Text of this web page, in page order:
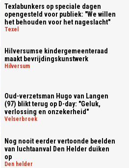
Texlabunkers op speciale dagen
opengesteld voor publiek: "We willen
het behouden voor het nageslacht"
texel
Hilversumse kindergemeenteraad
maakt bevrijdingskunstwerk
hilversum
Oud-verzetsman Hugo van Langen
(97) blikt terug op D-day: "Geluk,
verlossing en onzekerheid"
velserbroek
Nog nooit eerder vertoonde beelden
van luchtaanval Den Helder duiken
op
den helder